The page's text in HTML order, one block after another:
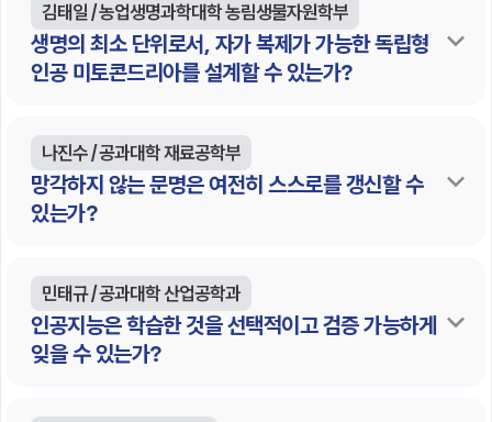
생명의 최소 단위로서, 자가 복제가 가능한 독립형
인공 미토콘드리아를 설계할 수 있는가?
김태일 / 농업생명과학대학 농림생물자원학부
망각하지 않는 문명은 여전히 스스로를 갱신할 수
있는가?
나진수 / 공과대학 재료공학부
인공지능은 학습한 것을 선택적이고 검증 가능하게
잊을 수 있는가?
민태규 / 공과대학 산업공학과